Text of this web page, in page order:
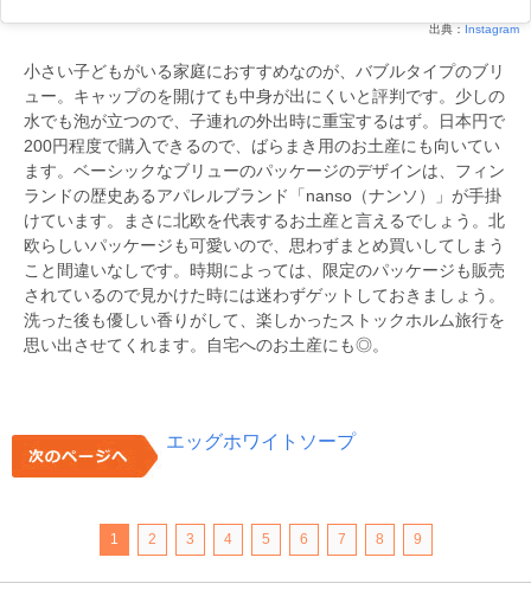
出典： Instagram
小さい子どもがいる家庭におすすめなのが、バブルタイプのブリ
ュー。キャップのを開けても中身が出にくいと評判です。少しの
水でも泡が立つので、子連れの外出時に重宝するはず。日本円で
200円程度で購入できるので、ばらまき用のお土産にも向いてい
ます。ベーシックなブリューのパッケージのデザインは、フィン
ランドの歴史あるアパレルブランド「nanso（ナンソ）」が手掛
けています。まさに北欧を代表するお土産と言えるでしょう。北
欧らしいパッケージも可愛いので、思わずまとめ買いしてしまう
こと間違いなしです。時期によっては、限定のパッケージも販売
されているので見かけた時には迷わずゲットしておきましょう。
洗った後も優しい香りがして、楽しかったストックホルム旅行を
思い出させてくれます。自宅へのお土産にも◎。
エッグホワイトソープ
1 2 3 4 5 6 7 8 9